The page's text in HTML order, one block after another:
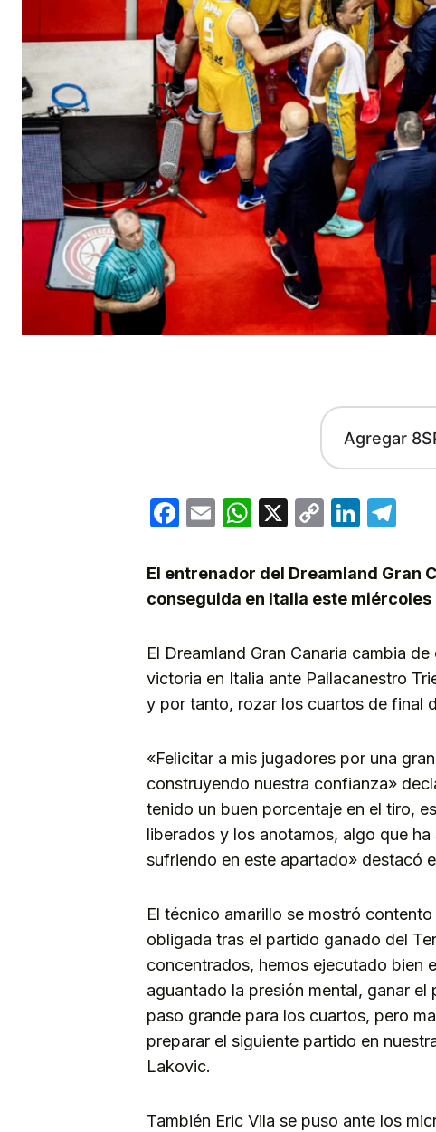
Agregar
Facebook
EmailWhatsApp
X
Copy
El entrenador del Dreamland Gran
conseguida en Italia este miércoles
El Dreamland Gran Canaria cambia
victoria en Italia ante Pallacanestro
y por tanto, rozar los cuartos de final
«Felicitar a mis jugadores por una
construyendo nuestra confianza»
tenido un buen porcentaje en el tiro,
liberados y los anotamos, algo que
sufriendo en este apartado» destacó
El técnico amarillo se mostró
obligada tras el partido ganado del
concentrados, hemos ejecutado bien
aguantado la presión mental, ganar
paso grande para los cuartos, pero
preparar el siguiente partido en
Lakovic.
También Eric Vila se puso ante los